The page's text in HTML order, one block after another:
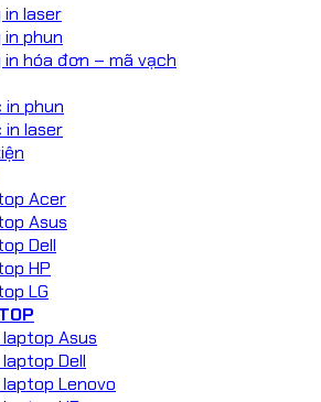
in laser
in phun
in hóa đơn – mã vạch
in phun
in laser
Acer
Asus
Dell
HP
LG
Asus
Dell
Lenovo